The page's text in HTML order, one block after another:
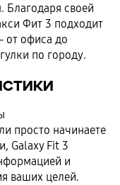
своей
Фит 3 подходит
от офиса до
по городу.
просто начинаете
Galaxy Fit 3
и
ваших целей.